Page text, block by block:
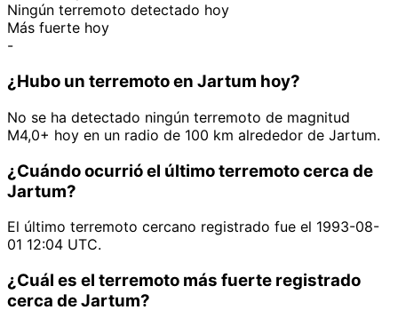
Ningún terremoto detectado hoy
Más fuerte hoy
-
¿Hubo un terremoto en Jartum hoy?
No se ha detectado ningún terremoto de magnitud
M4,0+ hoy en un radio de 100 km alrededor de Jartum.
¿Cuándo ocurrió el último terremoto cerca de
Jartum?
El último terremoto cercano registrado fue el 1993-08-
01 12:04 UTC.
¿Cuál es el terremoto más fuerte registrado
cerca de Jartum?